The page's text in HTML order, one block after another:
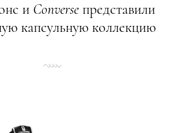
и Converseпредставили
капсульную коллекцию